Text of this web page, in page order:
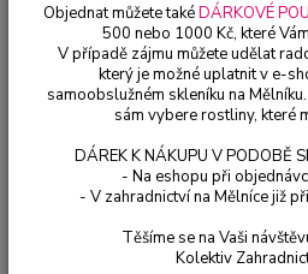
Objednat můžete takéDÁRKOVÉ
500 nebo 1000 Kč, které
V případě zájmu můžete udělat
který je možné uplatnit v e-
samoobslužném skleníku na
sám vybere rostliny, které
DÁREK K NÁKUPU V PODOBĚ
- Na eshopu při
- V zahradnictví na Mělníce již
Těšíme se na Vaši
Kolektiv